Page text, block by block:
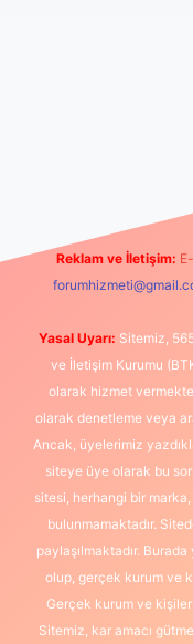
Reklam ve İletişim:
Yasal Uyarı: Sitemiz,
ve İletişim Kurumu
olarak hizmet
olarak denetleme veya
Ancak, üyelerimiz
siteye üye olarak bu
sitesi, herhangi bir
bulunmamaktadır.
paylaşılmaktadır.
olup, gerçek kurum ve
Gerçek kurum ve
Sitemiz, kar amacı